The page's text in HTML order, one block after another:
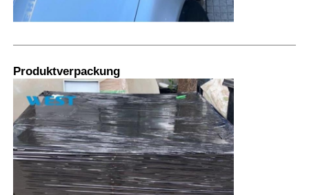
Produktverpackung